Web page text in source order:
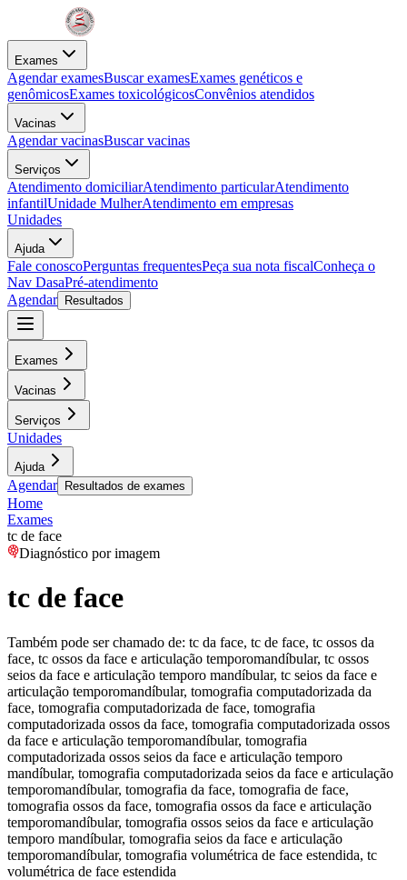
Exames
Agendar examesBuscar examesExames genéticos e
genômicosExames toxicológicosConvênios atendidos
Vacinas
Agendar vacinasBuscar vacinas
Serviços
Atendimento domiciliarAtendimento particularAtendimento
infantilUnidade MulherAtendimento em empresas
Unidades
Ajuda
Fale conoscoPerguntas frequentesPeça sua nota fiscalConheça o
Nav DasaPré-atendimento
Agendar
Resultados
Exames
Vacinas
Serviços
Unidades
Ajuda
Agendar Resultados de exames
Home
Exames
tc de face
Diagnóstico por imagem
tc de face
Também pode ser chamado de: tc da face, tc de face, tc ossos da
face, tc ossos da face e articulação temporomandíbular, tc ossos
seios da face e articulação temporo mandíbular, tc seios da face e
articulação temporomandíbular, tomografia computadorizada da
face, tomografia computadorizada de face, tomografia
computadorizada ossos da face, tomografia computadorizada ossos
da face e articulação temporomandíbular, tomografia
computadorizada ossos seios da face e articulação temporo
mandíbular, tomografia computadorizada seios da face e articulação
temporomandíbular, tomografia da face, tomografia de face,
tomografia ossos da face, tomografia ossos da face e articulação
temporomandíbular, tomografia ossos seios da face e articulação
temporo mandíbular, tomografia seios da face e articulação
temporomandíbular, tomografia volumétrica de face estendida, tc
volumétrica de face estendida